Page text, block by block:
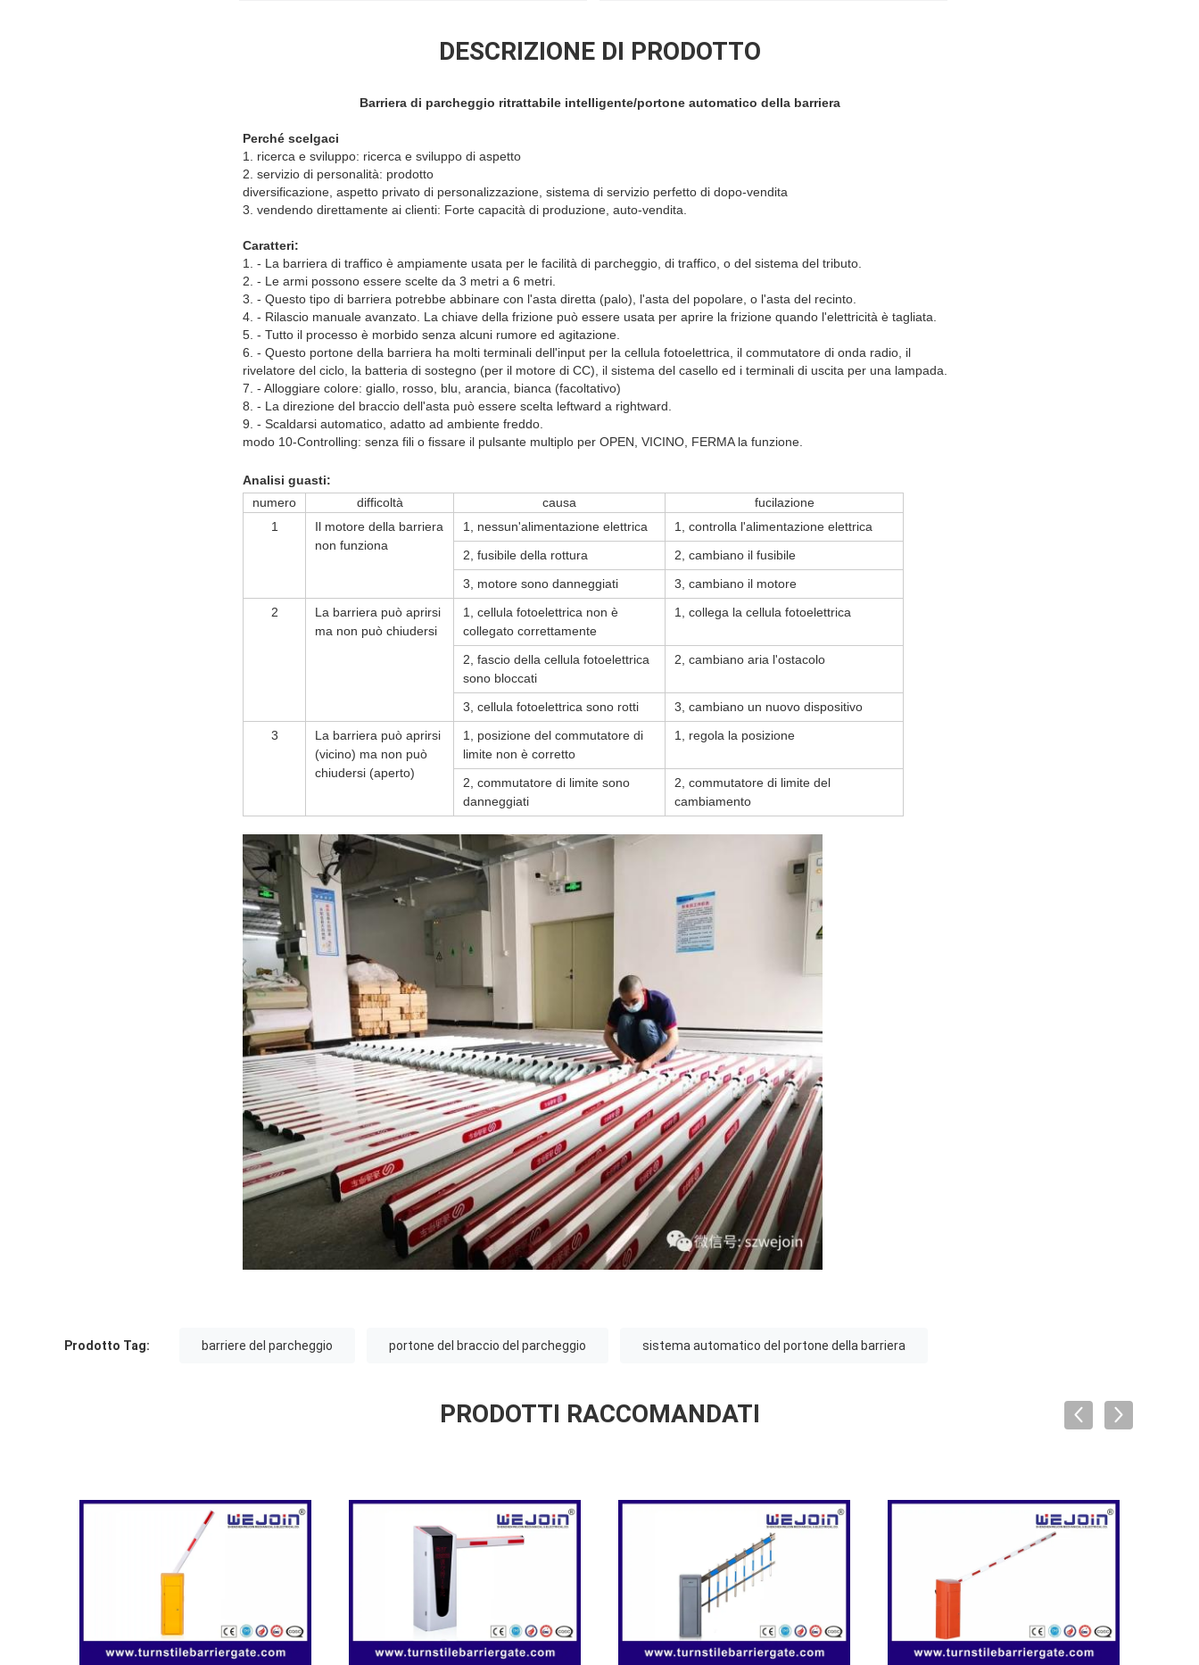
DESCRIZIONE DI PRODOTTO
Barriera di parcheggio ritrattabile intelligente/portone automatico della barriera
Perché scelgaci
1. ricerca e sviluppo: ricerca e sviluppo di aspetto
2. servizio di personalità: prodotto
diversificazione, aspetto privato di personalizzazione, sistema di servizio perfetto di dopo-vendita
3. vendendo direttamente ai clienti: Forte capacità di produzione, auto-vendita.
Caratteri:
1. - La barriera di traffico è ampiamente usata per le facilità di parcheggio, di traffico, o del sistema del tributo.
2. - Le armi possono essere scelte da 3 metri a 6 metri.
3. - Questo tipo di barriera potrebbe abbinare con l'asta diretta (palo), l'asta del popolare, o l'asta del recinto.
4. - Rilascio manuale avanzato. La chiave della frizione può essere usata per aprire la frizione quando l'elettricità è tagliata.
5. - Tutto il processo è morbido senza alcuni rumore ed agitazione.
6. - Questo portone della barriera ha molti terminali dell'input per la cellula fotoelettrica, il commutatore di onda radio, il
rivelatore del ciclo, la batteria di sostegno (per il motore di CC), il sistema del casello ed i terminali di uscita per una lampada.
7. - Alloggiare colore: giallo, rosso, blu, arancia, bianca (facoltativo)
8. - La direzione del braccio dell'asta può essere scelta leftward a rightward.
9. - Scaldarsi automatico, adatto ad ambiente freddo.
modo 10-Controlling: senza fili o fissare il pulsante multiplo per OPEN, VICINO, FERMA la funzione.
Analisi guasti:
numero
difficoltà causa
fucilazione
1
Il motore della barriera
non funziona
1, nessun'alimentazione elettrica
1, controlla l'alimentazione elettrica
2, fusibile della rottura
2, cambiano il fusibile
3, motore sono danneggiati
3, cambiano il motore
2
La barriera può aprirsi
ma non può chiudersi
1, cellula fotoelettrica non è
collegato correttamente
1, collega la cellula fotoelettrica
2, fascio della cellula fotoelettrica
sono bloccati
2, cambiano aria l'ostacolo
3, cellula fotoelettrica sono rotti
3, cambiano un nuovo dispositivo
3
La barriera può aprirsi
(vicino) ma non può
chiudersi (aperto)
1, posizione del commutatore di
limite non è corretto
1, regola la posizione
2, commutatore di limite sono
danneggiati
2, commutatore di limite del
cambiamento
Prodotto Tag: barriere del parcheggio portone del braccio del parcheggio sistema automatico del portone della barriera
PRODOTTI RACCOMANDATI